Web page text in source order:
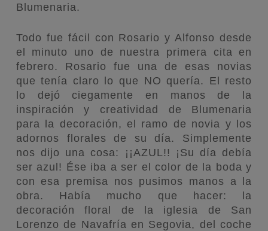
Blumenaria.
Todo fue fácil con Rosario y Alfonso desde
el minuto uno de nuestra primera cita en
febrero. Rosario fue una de esas novias
que tenía claro lo que NO quería. El resto
lo dejó ciegamente en manos de la
inspiración y creatividad de Blumenaria
para la decoración, el ramo de novia y los
adornos florales de su día. Simplemente
nos dijo una cosa: ¡¡AZUL!! ¡Su día debía
ser azul! Ése iba a ser el color de la boda y
con esa premisa nos pusimos manos a la
obra. Había mucho que hacer: la
decoración floral de la iglesia de San
Lorenzo de Navafría en Segovia, del coche